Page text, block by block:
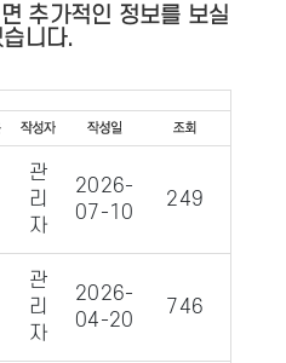
추가적인 정보를 보실
니다.
관
리
자
2026-
07-10
249
관
리
자
2026-
04-20
746